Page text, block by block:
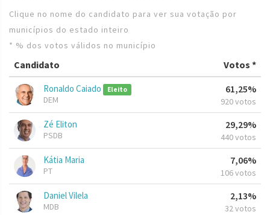
Clique no nome do candidato para ver sua votação por
municípios do estado inteiro
* % dos votos válidos no município
Candidato Votos *
Ronaldo Caiado Eleito
DEM
61,25%
920 votos
Zé Eliton
PSDB
29,29%
440 votos
Kátia Maria
PT
7,06%
106 votos
Daniel Vilela
MDB
2,13%
32 votos